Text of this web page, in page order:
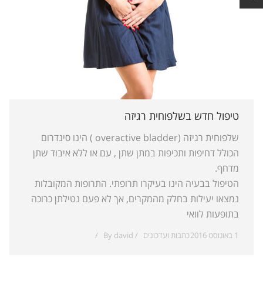
טיפול חדש בשלפוחית רגיזה
שלפוחית רגיזה (overactive bladder ) הינו סינדרום
הכולל דחיפות ותכיפות במתן שתן , עם או ללא איבוד שתן
מדחף.
הטיפול בבעיה הינו בעיקרו תרופתי. התרופות המקובלות
נמצאו יעילות בחלק מהמקרים, אך לא פעם נטילתן כרוכה
בתופעות לוואי
1 באוגוסט 2016 כתבות ועדכונים By david